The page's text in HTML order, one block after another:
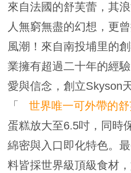
來自法國的舒芙蕾，其
人無窮無盡的幻想，更
風潮！來自南投埔里的
業擁有超過二十年的經
愛與信念，創立Skyson
「
世界唯一可外帶的
蛋糕放大至6.5吋，同時
綿密與入口即化特色。
料皆採世界級頂級食材